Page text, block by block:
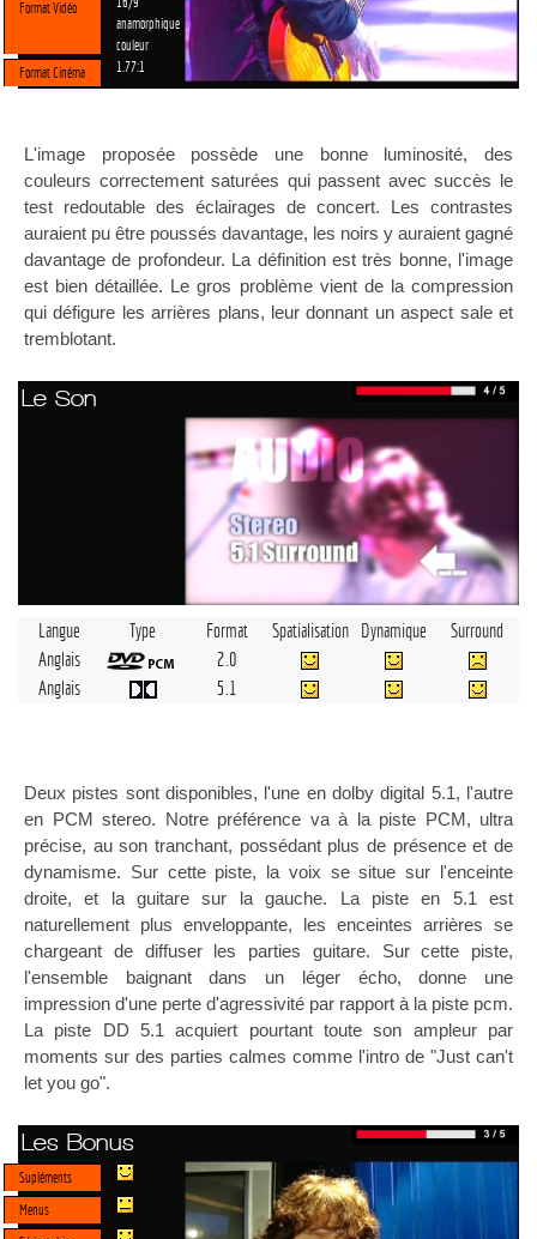
Format Vidéo
anamorphique
couleur
Format Cinéma
1.77:1
L'image proposée possède une bonne luminosité, des
couleurs correctement saturées qui passent avec succès le
test redoutable des éclairages de concert. Les contrastes
auraient pu être poussés davantage, les noirs y auraient gagné
davantage de profondeur. La définition est très bonne, l'image
est bien détaillée. Le gros problème vient de la compression
qui défigure les arrières plans, leur donnant un aspect sale et
tremblotant.
Le Son
Langue Type Format Spatialisation Dynamique
Surround
Anglais
2.0
Anglais
5.1
Deux pistes sont disponibles, l'une en dolby digital 5.1, l'autre
en PCM stereo. Notre préférence va à la piste PCM, ultra
précise, au son tranchant, possédant plus de présence et de
dynamisme. Sur cette piste, la voix se situe sur l'enceinte
droite, et la guitare sur la gauche. La piste en 5.1 est
naturellement plus enveloppante, les enceintes arrières se
chargeant de diffuser les parties guitare. Sur cette piste,
l'ensemble baignant dans un léger écho, donne une
impression d'une perte d'agressivité par rapport à la piste pcm.
La piste DD 5.1 acquiert pourtant toute son ampleur par
moments sur des parties calmes comme l'intro de "Just can't
let you go".
Les Bonus
Supléments
Menus